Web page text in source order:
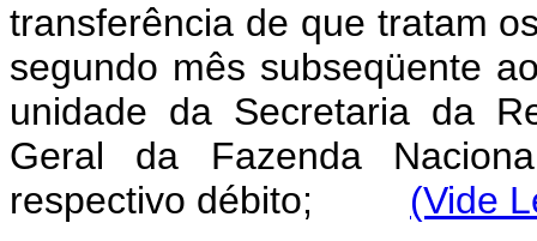
transferência de que tratam
segundo mês subseqüente
unidade da Secretaria da
Geral da Fazenda
respectivo débito; (Vide